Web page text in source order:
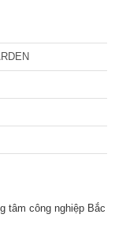
tâm công nghiệp Bắc